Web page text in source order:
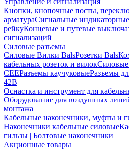
Управление и сигнализация
Кнопки, кнопочные посты,
арматураСигнальные
рейкуКонцевые и путевые
сигнализаций
Силовые разъемы
Силовые Вилки BalsРозетки Bals
кабельных розеток и вилокСиловые
CEEРазъемы каучуковыеРазъемы
42В
Оснастка и инструмент для
Оборудование для воздушных
монтажа
Кабельные наконечники, муфты и
Наконечники кабельные силовые
гильзы | Болтовые наконечники
Акционные товары